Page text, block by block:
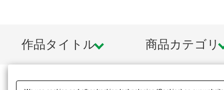
作品タイトル 商品カテゴリ